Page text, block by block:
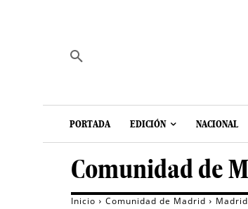
PORTADA EDICIÓN NACIONAL
Comunidad de
Inicio Comunidad de Madrid